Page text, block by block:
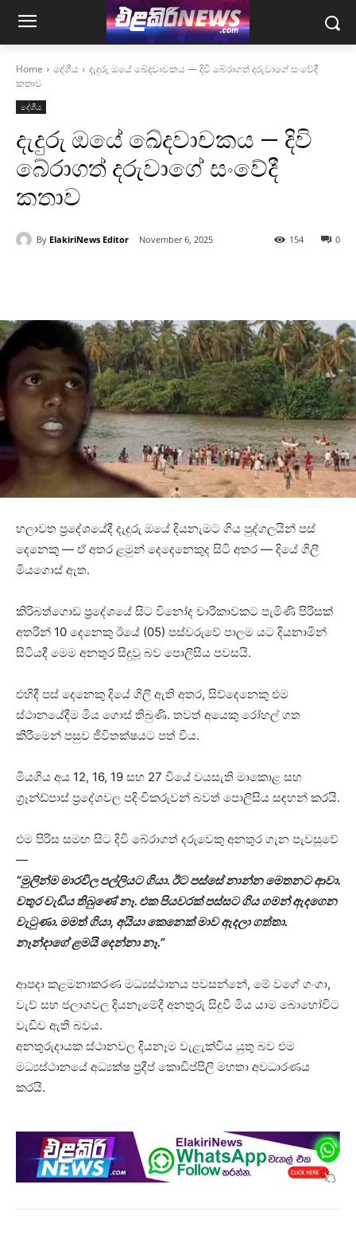
Home දේශීය
දැදුරු ඔයේ ඛේදවාචකය — දිවි බේරාගත් දරුවාගේ සංවේදී
කතාව
දේශීය
දැදුරු ඔයේ ඛේදවාචකය — දිවි
බේරාගත් දරුවාගේ සංවේදී
කතාව
By ElakiriNews Editor November 6, 2025 0
154
හලාවත ප්‍රදේශයේදී දැදුරු ඔයේ දියනැමට ගිය පුද්ගලයින් පස්
දෙනෙකු — ඒ අතර ළමුන් දෙදෙනෙකුද සිටි අතර — දියේ ගිලී
මියගොස් ඇත.
කිරිබත්ගොඩ ප්‍රදේශයේ සිට විනෝද චාරිකාවකට පැමිණි පිරිසක්
අතරින් 10 දෙනෙකු ඊයේ (05) පස්වරුවේ පාලම යට දියනාමින්
සිටියදී මෙම අනතුර සිදුවූ බව පොලීසිය පවසයි.
එහිදී පස් දෙනෙකු දියේ ගිලී ඇති අතර, සිව්දෙනෙකු එම
ස්ථානයේදීම මිය ගොස් තිබුණි. තවත් අයෙකු රෝහල් ගත
කිරීමෙන් පසුව ජීවිතක්ෂයට පත් විය.
මියගිය අය 12, 16, 19 සහ 27 වියේ වයසැති මාකොළ සහ
ග්‍රෑන්ඩ්පාස් ප්‍රදේශවල පදිංචිකරුවන් බවත් පොලීසිය සඳහන් කරයි.
එම පිරිස සමඟ සිට දිවි බේරාගත් දරුවෙකු අනතුර ගැන පැවසූවේ
—
“මුලින්ම මාරවිල පල්ලියට ගියා. ඊට පස්සේ නාන්න මෙතනට ආවා.
වතුර වැඩිය තිබුණේ නෑ. එක පියවරක් පස්සට ගිය ගමන් ඇදගෙන
වැටුණා. මමත් ගියා, අයියා කෙනෙක් මාව ඇදලා ගත්තා.
නෑන්දාගේ ළමයි දෙන්නා නෑ.”
ආපදා කළමනාකරණ මධ්‍යස්ථානය පවසන්නේ, මේ වගේ ගංගා,
වැව් සහ ජලාශවල දියනෑමේදී අනතුරු සිදුවී මිය යාම බොහෝවිට
වැඩිව ඇති බවය.
අනතුරුදායක ස්ථානවල දියනෑම වැළැක්විය යුතු බව එම
මධ්‍යස්ථානයේ අධ්‍යක්ෂ ප්‍රදීප් කොඩිප්පිලි මහතා අවධාරණය
කරයි.